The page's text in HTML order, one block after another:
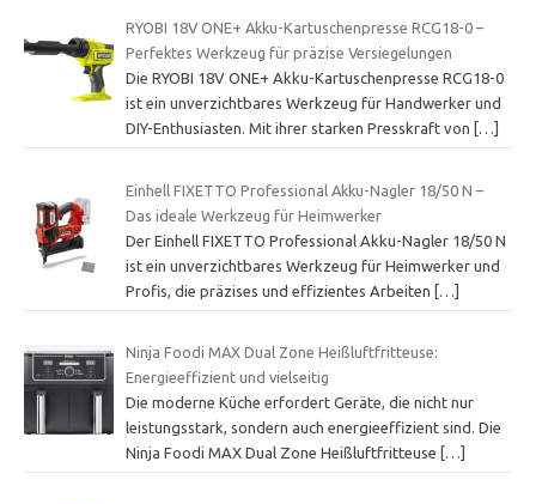
RYOBI 18V ONE+ Akku-Kartuschenpresse RCG18-0 –
Perfektes Werkzeug für präzise Versiegelungen
Die RYOBI 18V ONE+ Akku-Kartuschenpresse RCG18-0
ist ein unverzichtbares Werkzeug für Handwerker und
DIY-Enthusiasten. Mit ihrer starken Presskraft von
[…]
Einhell FIXETTO Professional Akku-Nagler 18/50 N –
Das ideale Werkzeug für Heimwerker
Der Einhell FIXETTO Professional Akku-Nagler 18/50 N
ist ein unverzichtbares Werkzeug für Heimwerker und
Profis, die präzises und effizientes Arbeiten
[…]
Ninja Foodi MAX Dual Zone Heißluftfritteuse:
Energieeffizient und vielseitig
Die moderne Küche erfordert Geräte, die nicht nur
leistungsstark, sondern auch energieeffizient sind. Die
Ninja Foodi MAX Dual Zone Heißluftfritteuse
[…]